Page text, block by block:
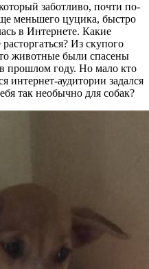
заботливо, почти по-
меньшего цуцика, быстро
в Интернете. Какие
Из скупого
животные были спасены
прошлом году. Но мало кто
аудитории задался
так необычно для собак?